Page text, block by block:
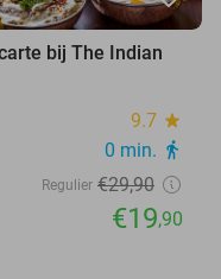
bij The Indian
9.7 star
0 min. directions_walk
Regulier €29,90
€19,90